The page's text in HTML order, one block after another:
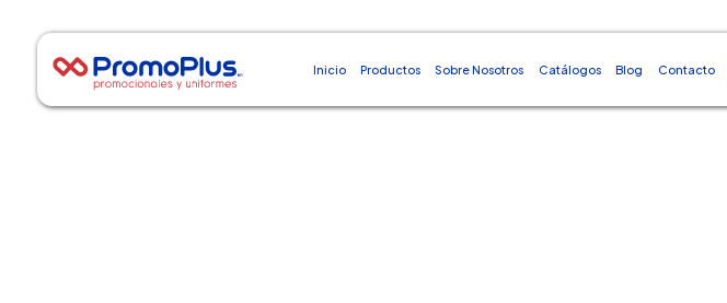
Inicio Productos Sobre Nosotros Catálogos Blog Contacto